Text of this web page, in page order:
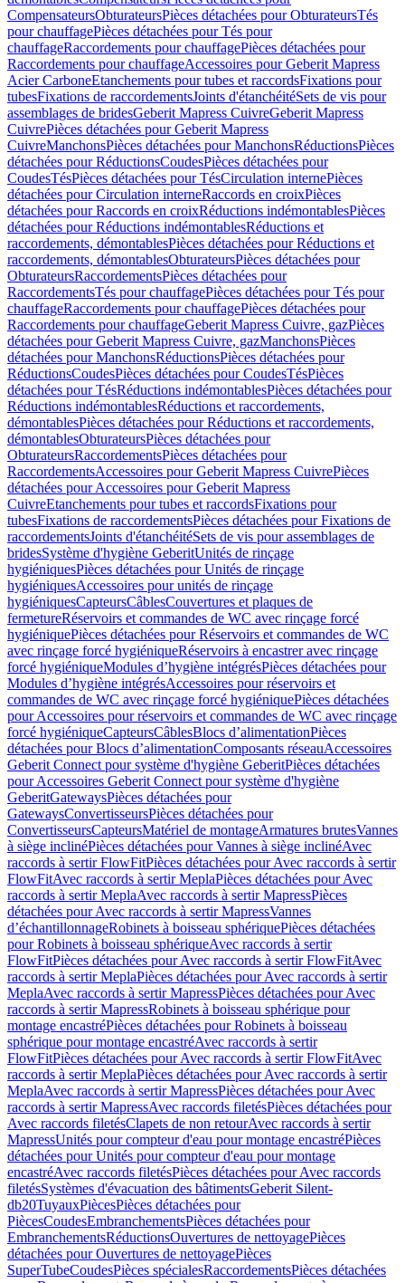
CompensateursObturateursPièces détachées pour ObturateursTés
pour chauffagePièces détachées pour Tés pour
chauffageRaccordements pour chauffagePièces détachées pour
Raccordements pour chauffageAccessoires pour Geberit Mapress
Acier CarboneEtanchements pour tubes et raccordsFixations pour
tubesFixations de raccordementsJoints d'étanchéitéSets de vis pour
assemblages de bridesGeberit Mapress CuivreGeberit Mapress
CuivrePièces détachées pour Geberit Mapress
CuivreManchonsPièces détachées pour ManchonsRéductionsPièces
détachées pour RéductionsCoudesPièces détachées pour
CoudesTésPièces détachées pour TésCirculation internePièces
détachées pour Circulation interneRaccords en croixPièces
détachées pour Raccords en croixRéductions indémontablesPièces
détachées pour Réductions indémontablesRéductions et
raccordements, démontablesPièces détachées pour Réductions et
raccordements, démontablesObturateursPièces détachées pour
ObturateursRaccordementsPièces détachées pour
RaccordementsTés pour chauffagePièces détachées pour Tés pour
chauffageRaccordements pour chauffagePièces détachées pour
Raccordements pour chauffageGeberit Mapress Cuivre, gazPièces
détachées pour Geberit Mapress Cuivre, gazManchonsPièces
détachées pour ManchonsRéductionsPièces détachées pour
RéductionsCoudesPièces détachées pour CoudesTésPièces
détachées pour TésRéductions indémontablesPièces détachées pour
Réductions indémontablesRéductions et raccordements,
démontablesPièces détachées pour Réductions et raccordements,
démontablesObturateursPièces détachées pour
ObturateursRaccordementsPièces détachées pour
RaccordementsAccessoires pour Geberit Mapress CuivrePièces
détachées pour Accessoires pour Geberit Mapress
CuivreEtanchements pour tubes et raccordsFixations pour
tubesFixations de raccordementsPièces détachées pour Fixations de
raccordementsJoints d'étanchéitéSets de vis pour assemblages de
bridesSystème d'hygiène GeberitUnités de rinçage
hygiéniquesPièces détachées pour Unités de rinçage
hygiéniquesAccessoires pour unités de rinçage
hygiéniquesCapteursCâblesCouvertures et plaques de
fermetureRéservoirs et commandes de WC avec rinçage forcé
hygiéniquePièces détachées pour Réservoirs et commandes de WC
avec rinçage forcé hygiéniqueRéservoirs à encastrer avec rinçage
forcé hygiéniqueModules d’hygiène intégrésPièces détachées pour
Modules d’hygiène intégrésAccessoires pour réservoirs et
commandes de WC avec rinçage forcé hygiéniquePièces détachées
pour Accessoires pour réservoirs et commandes de WC avec rinçage
forcé hygiéniqueCapteursCâblesBlocs d’alimentationPièces
détachées pour Blocs d’alimentationComposants réseauAccessoires
Geberit Connect pour système d'hygiène GeberitPièces détachées
pour Accessoires Geberit Connect pour système d'hygiène
GeberitGatewaysPièces détachées pour
GatewaysConvertisseursPièces détachées pour
ConvertisseursCapteursMatériel de montageArmatures brutesVannes
à siège inclinéPièces détachées pour Vannes à siège inclinéAvec
raccords à sertir FlowFitPièces détachées pour Avec raccords à sertir
FlowFitAvec raccords à sertir MeplaPièces détachées pour Avec
raccords à sertir MeplaAvec raccords à sertir MapressPièces
détachées pour Avec raccords à sertir MapressVannes
d’échantillonnageRobinets à boisseau sphériquePièces détachées
pour Robinets à boisseau sphériqueAvec raccords à sertir
FlowFitPièces détachées pour Avec raccords à sertir FlowFitAvec
raccords à sertir MeplaPièces détachées pour Avec raccords à sertir
MeplaAvec raccords à sertir MapressPièces détachées pour Avec
raccords à sertir MapressRobinets à boisseau sphérique pour
montage encastréPièces détachées pour Robinets à boisseau
sphérique pour montage encastréAvec raccords à sertir
FlowFitPièces détachées pour Avec raccords à sertir FlowFitAvec
raccords à sertir MeplaPièces détachées pour Avec raccords à sertir
MeplaAvec raccords à sertir MapressPièces détachées pour Avec
raccords à sertir MapressAvec raccords filetésPièces détachées pour
Avec raccords filetésClapets de non retourAvec raccords à sertir
MapressUnités pour compteur d'eau pour montage encastréPièces
détachées pour Unités pour compteur d'eau pour montage
encastréAvec raccords filetésPièces détachées pour Avec raccords
filetésSystèmes d'évacuation des bâtimentsGeberit Silent-
db20TuyauxPiècesPièces détachées pour
PiècesCoudesEmbranchementsPièces détachées pour
EmbranchementsRéductionsOuvertures de nettoyagePièces
détachées pour Ouvertures de nettoyagePièces
SuperTubeCoudesPièces spécialesRaccordementsPièces détachées